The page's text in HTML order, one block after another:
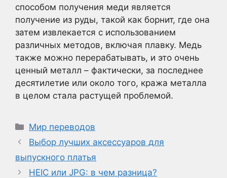
способом получения меди является
получение из руды, такой как борнит, где она
затем извлекается с использованием
различных методов, включая плавку. Медь
также можно перерабатывать, и это очень
ценный металл – фактически, за последнее
десятилетие или около того, кража металла
в целом стала растущей проблемой.
Рубрики
Мир переводов
Выбор лучших аксессуаров для
выпускного платья
HEIC или JPG: в чем разница?